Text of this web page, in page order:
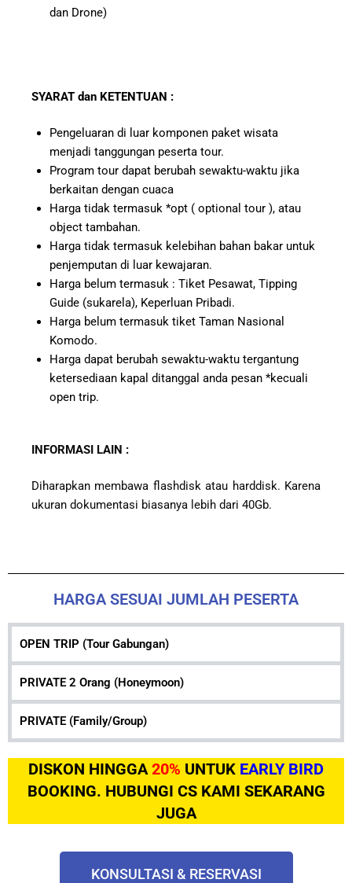
dan Drone)
SYARAT dan KETENTUAN :
Pengeluaran di luar komponen paket wisata
menjadi tanggungan peserta tour.
Program tour dapat berubah sewaktu-waktu jika
berkaitan dengan cuaca
Harga tidak termasuk *opt ( optional tour ), atau
object tambahan.
Harga tidak termasuk kelebihan bahan bakar untuk
penjemputan di luar kewajaran.
Harga belum termasuk : Tiket Pesawat, Tipping
Guide (sukarela), Keperluan Pribadi.
Harga belum termasuk tiket Taman Nasional
Komodo.
Harga dapat berubah sewaktu-waktu tergantung
ketersediaan kapal ditanggal anda pesan *kecuali
open trip.
INFORMASI LAIN :
Diharapkan membawa flashdisk atau harddisk. Karena
ukuran dokumentasi biasanya lebih dari 40Gb.
HARGA SESUAI JUMLAH PESERTA
OPEN TRIP (Tour Gabungan)
PRIVATE 2 Orang (Honeymoon)
PRIVATE (Family/Group)
DISKON HINGGA20% UNTUK EARLY BIRD
BOOKING. HUBUNGI CS KAMI SEKARANG
JUGA
KONSULTASI & RESERVASI